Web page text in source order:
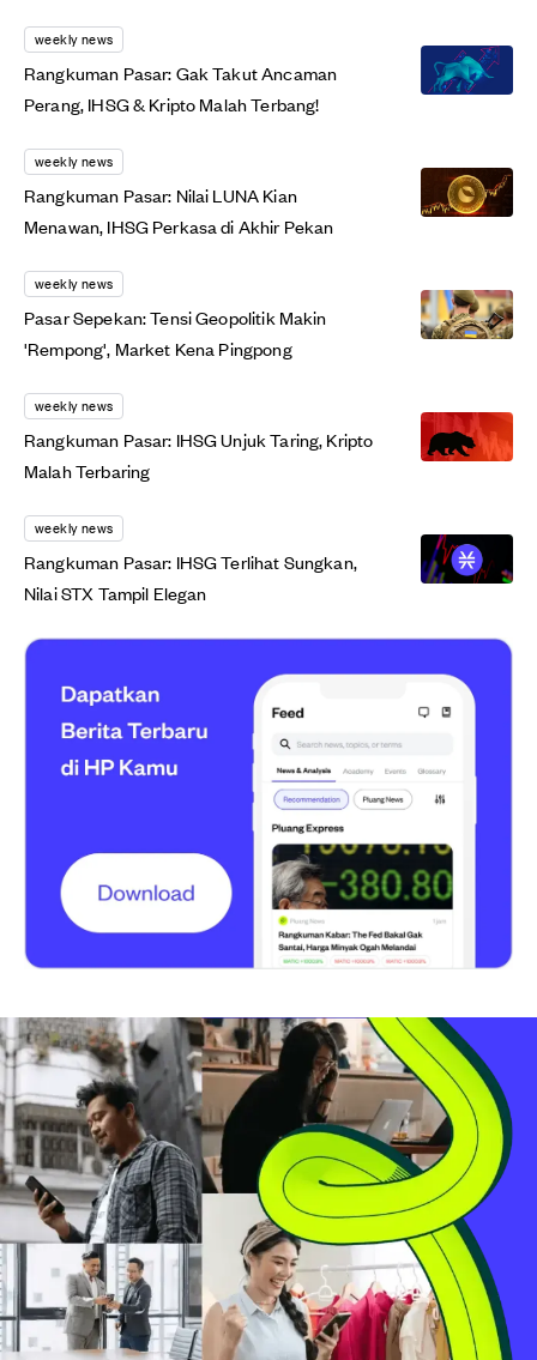
weekly news
Rangkuman Pasar: Gak Takut Ancaman
Perang, IHSG & Kripto Malah Terbang!
weekly news
Rangkuman Pasar: Nilai LUNA Kian
Menawan, IHSG Perkasa di Akhir Pekan
weekly news
Pasar Sepekan: Tensi Geopolitik Makin
'Rempong', Market Kena Pingpong
weekly news
Rangkuman Pasar: IHSG Unjuk Taring, Kripto
Malah Terbaring
weekly news
Rangkuman Pasar: IHSG Terlihat Sungkan,
Nilai STX Tampil Elegan